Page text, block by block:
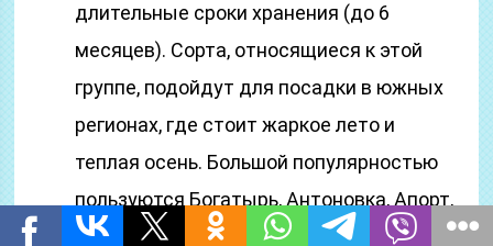
длительные сроки хранения (до 6
месяцев). Сорта, относящиеся к этой
группе, подойдут для посадки в южных
регионах, где стоит жаркое лето и
теплая осень. Большой популярностью
пользуются Богатырь, Антоновка, Апорт,
Уэлси, Ранетка. Зимние яблоки